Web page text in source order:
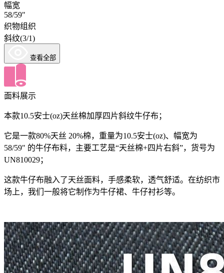
幅宽
58/59"
织物组织
斜纹(3/1)
查看全部
面料展示
本款10.5安士(oz)天丝棉加厚四片斜纹牛仔布；
它是一款80%天丝 20%棉，重量为10.5安士(oz)、幅宽为
58/59" 的牛仔布料，主要工艺是“天丝棉+四片右斜”，货号为
UN810029；
这款牛仔布融入了天丝面料，手感柔软，透气舒适。在纺织市
场上，我们一般将它制作为牛仔裙、牛仔衬衫等。